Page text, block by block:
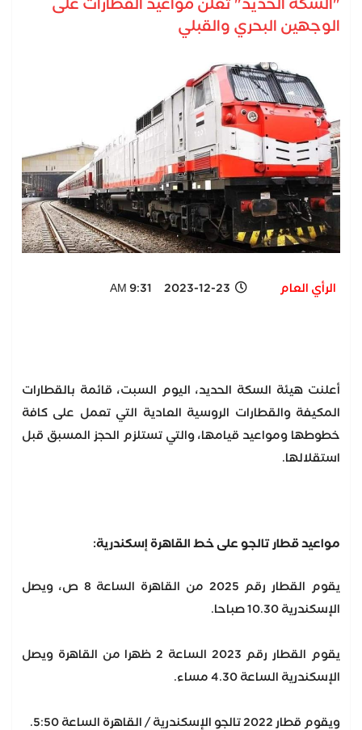
"السكة الحديد" تعلن مواعيد القطارات على
الوجهين البحري والقبلي
الرأي العام 2023-12-23 9:31 AM
أعلنت هيئة السكة الحديد، اليوم السبت، قائمة بالقطارات
المكيفة والقطارات الروسية العادية التي تعمل على كافة
خطوطها ومواعيد قيامها، والتي تستلزم الحجز المسبق قبل
استقلالها.
مواعيد قطار تالجو على خط القاهرة إسكندرية:
يقوم القطار رقم 2025 من القاهرة الساعة 8 ص، ويصل
الإسكندرية 10.30 صباحا.
يقوم القطار رقم 2023 الساعة 2 ظهرا من القاهرة ويصل
الإسكندرية الساعة 4.30 مساء.
ويقوم قطار 2022 تالجو الإسكندرية / القاهرة الساعة 5:50.